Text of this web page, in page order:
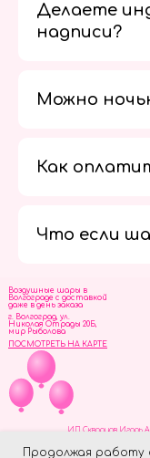
Продолжая работу
Делаете
надписи?
Можно
Как
Что если
Воздушные шары в
Волгограде с доставкой
даже в день заказа
г. Волгоград, ул.
Николая Отрады 20Б,
мир Рыболова
ПОСМОТРЕТЬ НА КАРТЕ
ИП Скворцов Игорь